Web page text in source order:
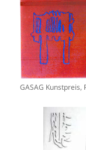
GASAG Kunstpreis,